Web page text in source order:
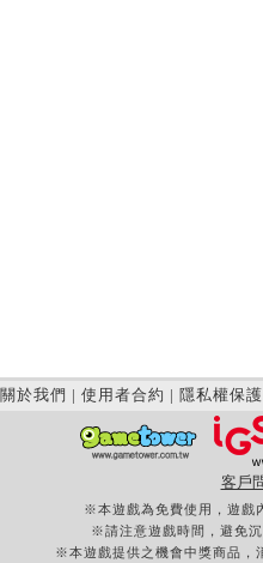
關於我們 | 使用者合約 | 隱私權保護
客戶
※本遊戲為免費使用，遊戲
※請注意遊戲時間，避免
※本遊戲提供之機會中獎商品，